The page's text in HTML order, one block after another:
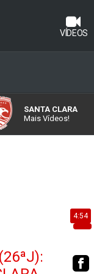
VÍDEOS
SANTA CLARA
Mais Vídeos!
4:54